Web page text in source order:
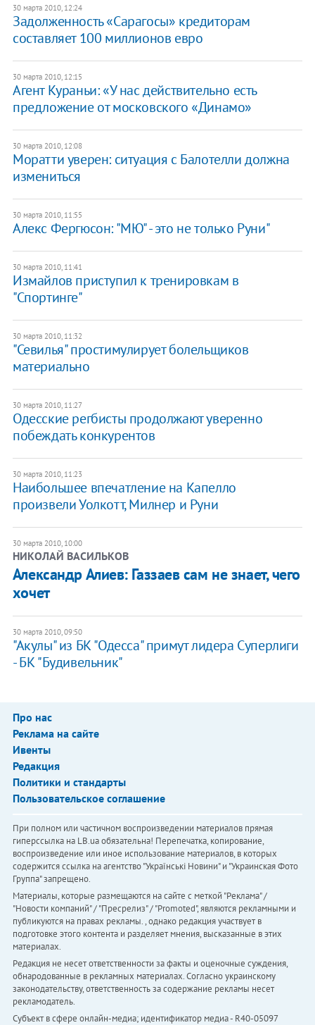
30 марта 2010, 12:24
Задолженность «Сарагосы» кредиторам
составляет 100 миллионов евро
30 марта 2010, 12:15
Агент Кураньи: «У нас действительно есть
предложение от московского «Динамо»
30 марта 2010, 12:08
Моратти уверен: ситуация с Балотелли должна
измениться
30 марта 2010, 11:55
Алекс Фергюсон: "МЮ" - это не только Руни"
30 марта 2010, 11:41
Измайлов приступил к тренировкам в
"Спортинге"
30 марта 2010, 11:32
"Севилья" простимулирует болельщиков
материально
30 марта 2010, 11:27
Одесские регбисты продолжают уверенно
побеждать конкурентов
30 марта 2010, 11:23
Наибольшее впечатление на Капелло
произвели Уолкотт, Милнер и Руни
30 марта 2010, 10:00
НИКОЛАЙ ВАСИЛЬКОВ
Александр Алиев: Газзаев сам не знает, чего
хочет
30 марта 2010, 09:50
"Акулы" из БК "Одесса" примут лидера Суперлиги
- БК "Будивельник"
Про нас
Реклама на сайте
Ивенты
Редакция
Политики и стандарты
Пользовательское соглашение
При полном или частичном воспроизведении материалов прямая
гиперссылка на LB.ua обязательна! Перепечатка, копирование,
воспроизведение или иное использование материалов, в которых
содержится ссылка на агентство "Українськi Новини" и "Украинская Фото
Группа" запрещено.
Материалы, которые размещаются на сайте с меткой "Реклама" /
"Новости компаний" / "Пресрелиз" / "Promoted", являются рекламными и
публикуются на правах рекламы. , однако редакция участвует в
подготовке этого контента и разделяет мнения, высказанные в этих
материалах.
Редакция не несет ответственности за факты и оценочные суждения,
обнародованные в рекламных материалах. Согласно украинскому
законодательству, ответственность за содержание рекламы несет
рекламодатель.
Субъект в сфере онлайн-медиа; идентификатор медиа - R40-05097